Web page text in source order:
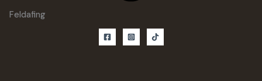
Feldafing